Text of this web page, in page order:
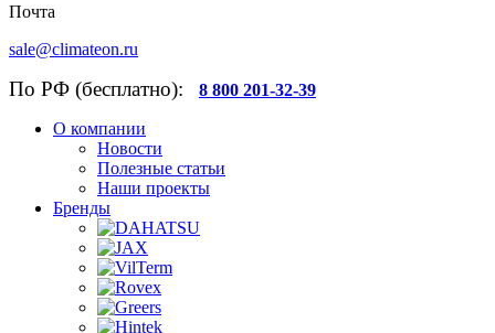
Почта
sale@climateon.ru
По РФ (бесплатно): 8 800 201-32-39
О компании
Новости
Полезные статьи
Наши проекты
Бренды